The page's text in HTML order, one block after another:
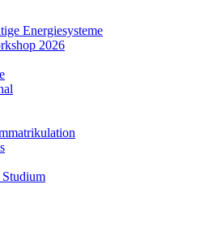
Energiesysteme
2026